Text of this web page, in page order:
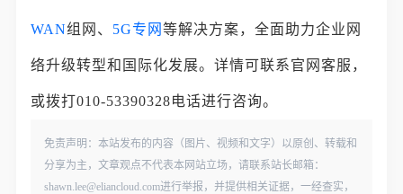
WAN组网、 5G专网等解决方案，全面助力企业网
络升级转型和国际化发展。详情可联系官网客服，
或拨打010-53390328电话进行咨询。
免责声明：本站发布的内容（图片、视频和文字）以原创、转载和
分享为主，文章观点不代表本网站立场，请联系站长邮箱：
shawn.lee@eliancloud.com进行举报，并提供相关证据，一经查实，